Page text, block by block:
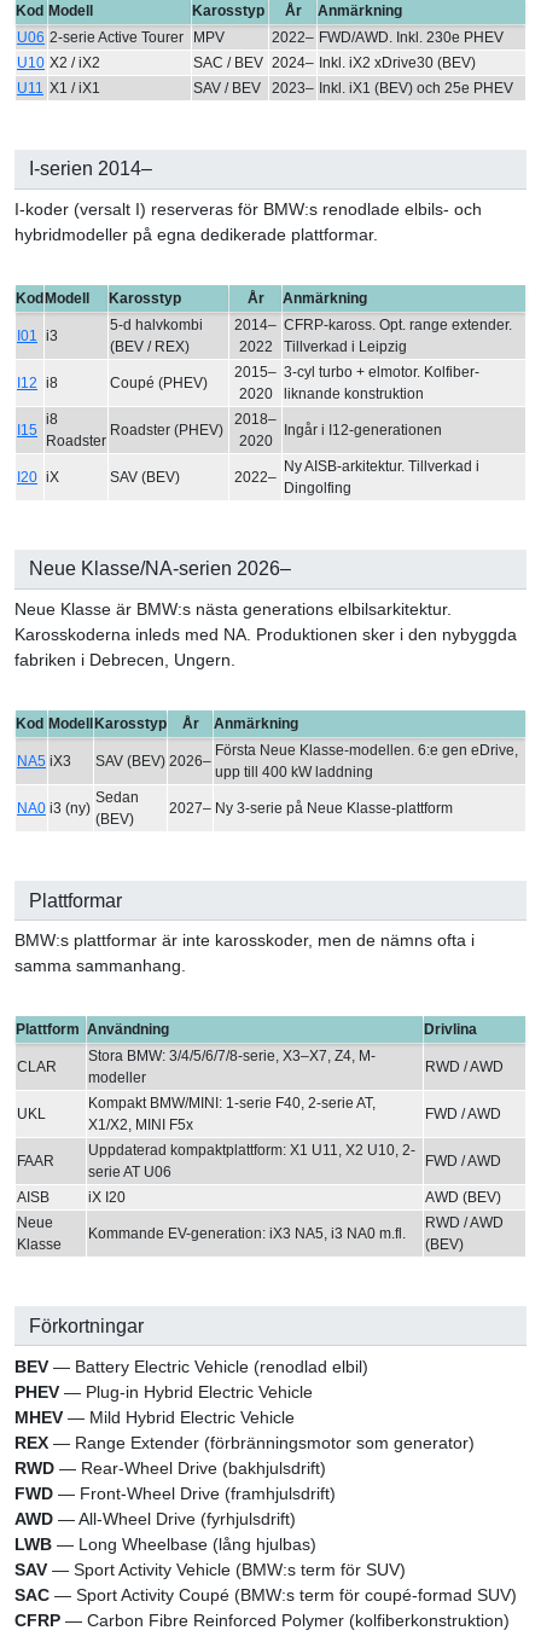
Kod Modell Karosstyp År
Anmärkning
U06 2-serie Active Tourer MPV 2022– FWD/AWD. Inkl. 230e PHEV
U10 X2 / iX2 SAC / BEV 2024– Inkl. iX2 xDrive30 (BEV)
U11 X1 / iX1 SAV / BEV 2023– Inkl. iX1 (BEV) och 25e PHEV
I-serien 2014–
I-koder (versalt I) reserveras för BMW:s renodlade elbils- och
hybridmodeller på egna dedikerade plattformar.
Kod Modell Karosstyp År Anmärkning
I01 i3
5-d halvkombi
(BEV / REX)
2014–
2022
CFRP-kaross. Opt. range extender.
Tillverkad i Leipzig
I12 i8 Coupé (PHEV)
2015–
2020
3-cyl turbo + elmotor. Kolfiber-
liknande konstruktion
I15
i8
Roadster
Roadster (PHEV)
2018–
2020
Ingår i I12-generationen
I20 iX SAV (BEV) 2022–
Ny AISB-arkitektur. Tillverkad i
Dingolfing
Neue Klasse/NA-serien 2026–
Neue Klasse är BMW:s nästa generations elbilsarkitektur.
Karosskoderna inleds med NA. Produktionen sker i den nybyggda
fabriken i Debrecen, Ungern.
Kod Modell Karosstyp År Anmärkning
NA5 iX3 SAV (BEV) 2026–
Första Neue Klasse-modellen. 6:e gen eDrive,
upp till 400 kW laddning
NA0 i3 (ny)
Sedan
(BEV)
2027– Ny 3-serie på Neue Klasse-plattform
Plattformar
BMW:s plattformar är inte karosskoder, men de nämns ofta i
samma sammanhang.
Plattform Användning Drivlina
CLAR
Stora BMW: 3/4/5/6/7/8-serie, X3–X7, Z4, M-
modeller
RWD / AWD
UKL
Kompakt BMW/MINI: 1-serie F40, 2-serie AT,
X1/X2, MINI F5x
FWD / AWD
FAAR
Uppdaterad kompaktplattform: X1 U11, X2 U10, 2-
serie AT U06
FWD / AWD
AISB iX I20
AWD (BEV)
Neue
Klasse
Kommande EV-generation: iX3 NA5, i3 NA0 m.fl.
RWD / AWD
(BEV)
Förkortningar
BEV — Battery Electric Vehicle (renodlad elbil)
PHEV — Plug-in Hybrid Electric Vehicle
MHEV — Mild Hybrid Electric Vehicle
REX — Range Extender (förbränningsmotor som generator)
RWD — Rear-Wheel Drive (bakhjulsdrift)
FWD — Front-Wheel Drive (framhjulsdrift)
AWD — All-Wheel Drive (fyrhjulsdrift)
LWB — Long Wheelbase (lång hjulbas)
SAV — Sport Activity Vehicle (BMW:s term för SUV)
SAC — Sport Activity Coupé (BMW:s term för coupé-formad SUV)
CFRP — Carbon Fibre Reinforced Polymer (kolfiberkonstruktion)